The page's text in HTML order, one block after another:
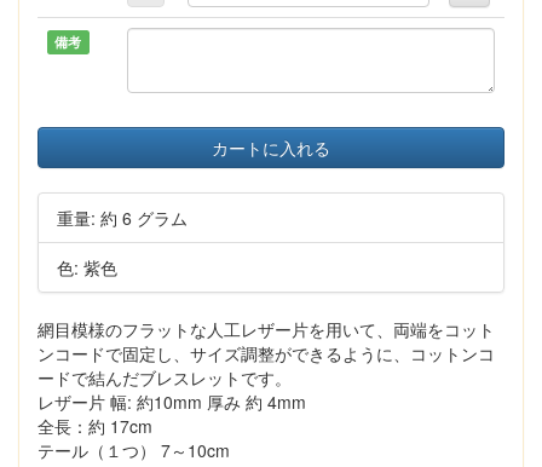
備考
カートに入れる
重量: 約 6 グラム
色: 紫色
網目模様のフラットな人工レザー片を用いて、両端をコット
ンコードで固定し、サイズ調整ができるように、コットンコ
ードで結んだブレスレットです。
レザー片 幅: 約10mm 厚み 約 4mm
全長：約 17cm
テール（１つ） 7～10cm